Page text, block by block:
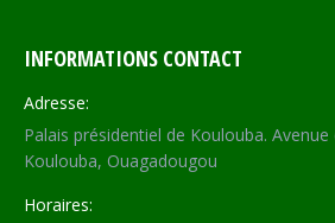
INFORMATIONS CONTACT
Adresse:
Palais présidentiel de Koulouba. Avenue
Koulouba, Ouagadougou
Horaires: